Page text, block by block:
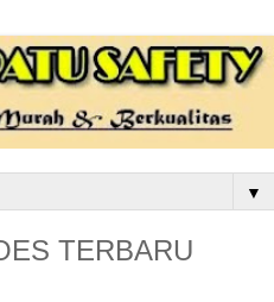
▼
TERBARU